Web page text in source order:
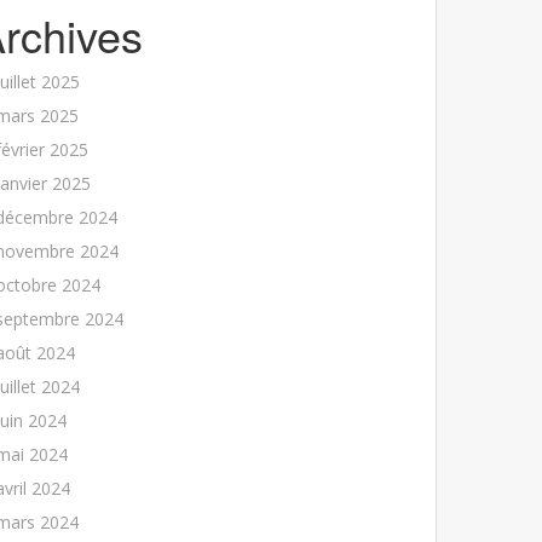
2025
2025
2025
2025
2024
2024
2024
2024
2024
2024
2024
2024
2024
2024